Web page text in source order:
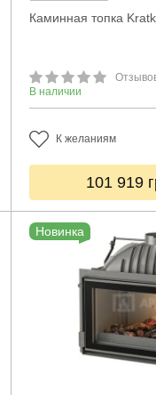
Каминная топка
В наличии
К желаниям
101 919
Новинка